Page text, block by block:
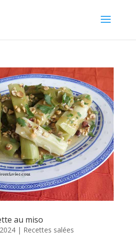
au miso
| Recettes salées